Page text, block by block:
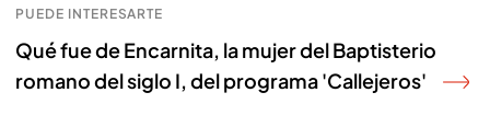
PUEDE INTERESARTE
Qué fue de Encarnita, la mujer del Baptisterio
romano del siglo I, del programa 'Callejeros'